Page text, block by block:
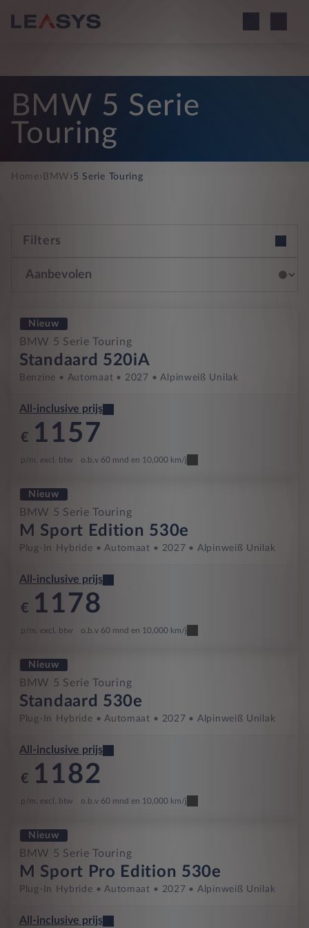
BMW 5 Serie
Touring
Home› BMW ›5 Serie Touring
Filters
Nieuw
BMW 5 Serie Touring
Standaard 520iA
Benzine Automaat 2027 Alpinweiß Unilak
All-inclusive prijs
€ 1157
p/m. excl. btw o.b.v 60 mnd en 10,000 km/j
Nieuw
BMW 5 Serie Touring
M Sport Edition 530e
Plug-In Hybride Automaat 2027 Alpinweiß Unilak
All-inclusive prijs
€ 1178
p/m. excl. btw o.b.v 60 mnd en 10,000 km/j
Nieuw
BMW 5 Serie Touring
Standaard 530e
Plug-In Hybride Automaat 2027 Alpinweiß Unilak
All-inclusive prijs
€ 1182
p/m. excl. btw o.b.v 60 mnd en 10,000 km/j
Nieuw
BMW 5 Serie Touring
M Sport Pro Edition 530e
Plug-In Hybride Automaat 2027 Alpinweiß Unilak
All-inclusive prijs